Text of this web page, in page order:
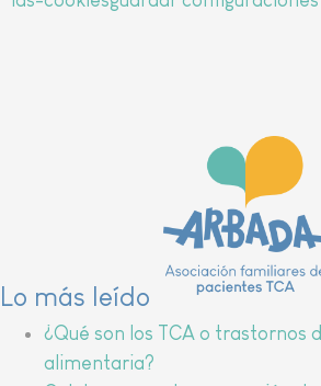
Lo más leído
¿Qué son los TCA o trastornos
alimentaria?